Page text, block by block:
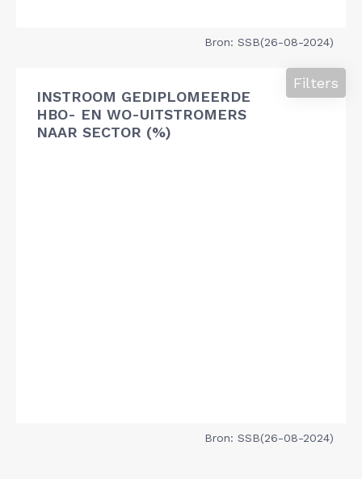
Bron: SSB(26-08-2024)
INSTROOM GEDIPLOMEERDE
HBO- EN WO-UITSTROMERS
NAAR SECTOR (%)
Filters
Bron: SSB(26-08-2024)